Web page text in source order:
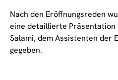
Nach den Eröffnungsreden
eine detaillierte Präsentation
Salami, dem Assistenten der
gegeben.